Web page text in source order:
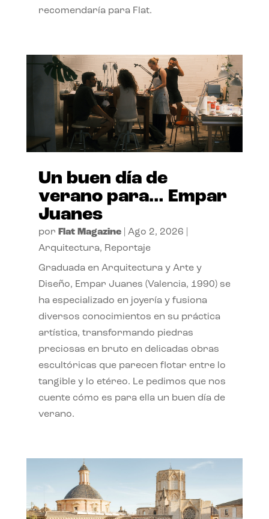
recomendaría para Flat.
Un buen día de
verano para… Empar
Juanes
por Flat Magazine| Ago 2, 2026
Arquitectura, Reportaje
Graduada en Arquitectura y Arte y
Diseño, Empar Juanes (Valencia, 1990) se
ha especializado en joyería y fusiona
diversos conocimientos en su práctica
artística, transformando piedras
preciosas en bruto en delicadas obras
escultóricas que parecen flotar entre lo
tangible y lo etéreo. Le pedimos que nos
cuente cómo es para ella un buen día de
verano.